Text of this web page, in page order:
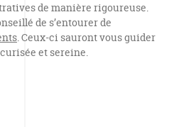
de manière rigoureuse.
de s’entourer de
. Ceux-ci sauront vous guider
et sereine.